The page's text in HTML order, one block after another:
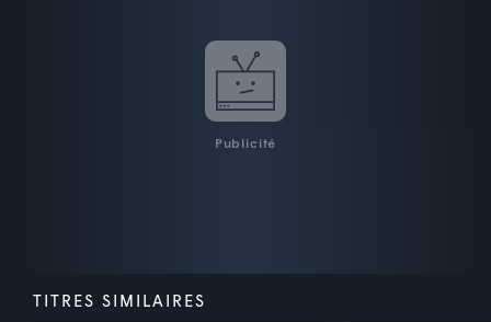
Publicité
TITRES SIMILAIRES